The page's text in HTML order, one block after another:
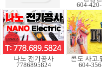
604-
나노 전기공사
7786895824
콘도 사고.
604-